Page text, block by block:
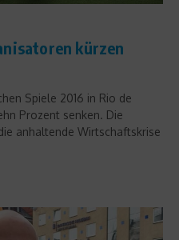
kürzen
Spiele 2016 in Rio de
Prozent senken. Die
anhaltende Wirtschaftskrise